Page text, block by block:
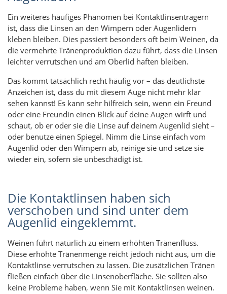
Ein weiteres häufiges Phänomen bei Kontaktlinsenträgern
ist, dass die Linsen an den Wimpern oder Augenlidern
kleben bleiben. Dies passiert besonders oft beim Weinen, da
die vermehrte Tränenproduktion dazu führt, dass die Linsen
leichter verrutschen und am Oberlid haften bleiben.
Das kommt tatsächlich recht häufig vor – das deutlichste
Anzeichen ist, dass du mit diesem Auge nicht mehr klar
sehen kannst! Es kann sehr hilfreich sein, wenn ein Freund
oder eine Freundin einen Blick auf deine Augen wirft und
schaut, ob er oder sie die Linse auf deinem Augenlid sieht –
oder benutze einen Spiegel. Nimm die Linse einfach vom
Augenlid oder den Wimpern ab, reinige sie und setze sie
wieder ein, sofern sie unbeschädigt ist.
Die Kontaktlinsen haben sich
verschoben und sind unter dem
Augenlid eingeklemmt.
Weinen führt natürlich zu einem erhöhten Tränenfluss.
Diese erhöhte Tränenmenge reicht jedoch nicht aus, um die
Kontaktlinse verrutschen zu lassen. Die zusätzlichen Tränen
fließen einfach über die Linsenoberfläche. Sie sollten also
keine Probleme haben, wenn Sie mit Kontaktlinsen weinen.